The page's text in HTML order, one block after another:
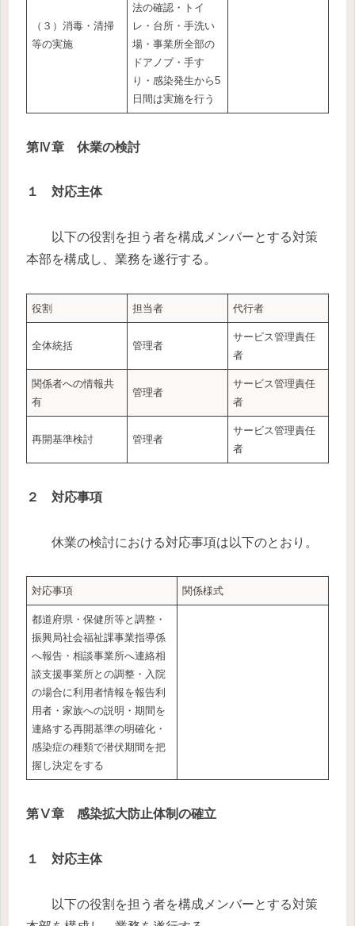
（３）消毒・清掃
等の実施
法の確認・トイ
レ・台所・手洗い
場・事業所全部の
ドアノブ・手す
り・感染発生から5
日間は実施を行う
第Ⅳ章 休業の検討
１ 対応主体
以下の役割を担う者を構成メンバーとする対策
本部を構成し、業務を遂行する。
役割 担当者 代行者
全体統括 管理者
サービス管理責任
者
関係者への情報共
有
管理者
サービス管理責任
者
再開基準検討 管理者
サービス管理責任
者
２ 対応事項
休業の検討における対応事項は以下のとおり。
対応事項 関係様式
都道府県・保健所等と調整・
振興局社会福祉課事業指導係
へ報告・相談事業所へ連絡相
談支援事業所との調整・入院
の場合に利用者情報を報告利
用者・家族への説明・期間を
連絡する再開基準の明確化・
感染症の種類で潜伏期間を把
握し決定をする
第Ⅴ章 感染拡大防止体制の確立
１ 対応主体
以下の役割を担う者を構成メンバーとする対策